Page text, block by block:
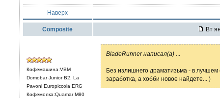
Наверх
Composite Вт
Кофемашина:VBM
Domobar Junior B2, La
Pavoni Europiccola ERG
Кофемолка:Quamar M80
BladeRunner написал(а)
Без излишнего драматизьма - в лучшем
заработка, а хобби новое найдете... )